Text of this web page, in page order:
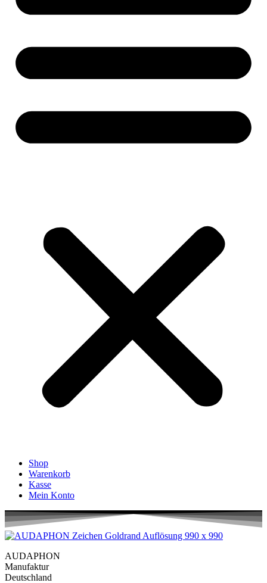
Shop
Warenkorb
Kasse
Mein Konto
AUDAPHON
Manufaktur
Deutschland